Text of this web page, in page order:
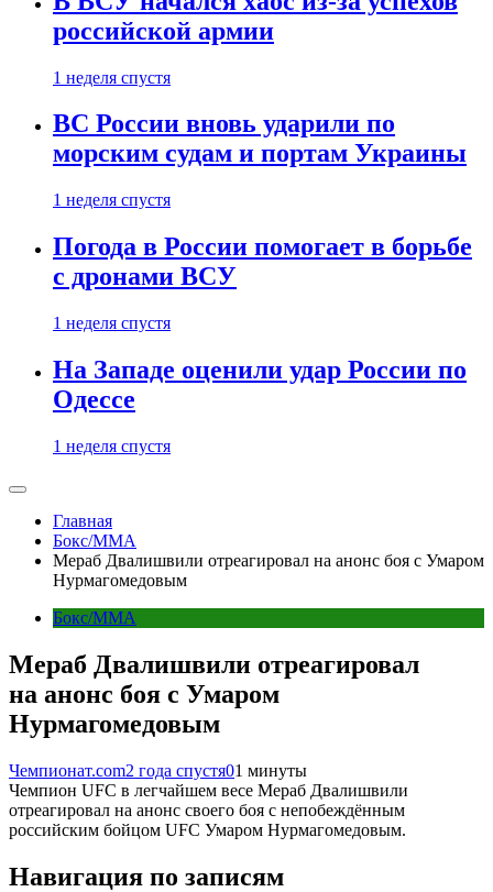
российской армии
1 неделя спустя
ВС России вновь ударили по
морским судам и портам Украины
1 неделя спустя
Погода в России помогает в борьбе
с дронами ВСУ
1 неделя спустя
На Западе оценили удар России по
Одессе
1 неделя спустя
Главная
Бокс/MMA
Мераб Двалишвили отреагировал на анонс боя с Умаром
Нурмагомедовым
Бокс/MMA
Мераб Двалишвили отреагировал
на анонс боя с Умаром
Нурмагомедовым
Чемпионат.com2 года спустя01 минуты
Чемпион UFC в легчайшем весе Мераб Двалишвили
отреагировал на анонс своего боя с непобеждённым
российским бойцом UFC Умаром Нурмагомедовым.
Навигация по записям